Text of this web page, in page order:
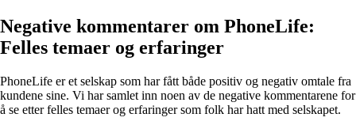
Negative kommentarer om PhoneLife:
Felles temaer og erfaringer
PhoneLife er et selskap som har fått både positiv og negativ omtale fra
kundene sine. Vi har samlet inn noen av de negative kommentarene for
å se etter felles temaer og erfaringer som folk har hatt med selskapet.